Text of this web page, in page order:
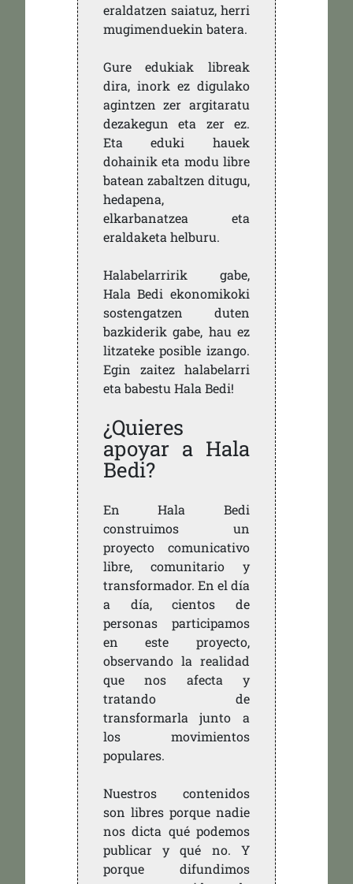
eraldatzen saiatuz, herri
mugimenduekin batera.
Gure edukiak libreak
dira, inork ez digulako
agintzen zer argitaratu
dezakegun eta zer ez.
Eta eduki hauek
dohainik eta modu libre
batean zabaltzen ditugu,
hedapena,
elkarbanatzea eta
eraldaketa helburu.
Halabelarririk gabe,
Hala Bedi ekonomikoki
sostengatzen duten
bazkiderik gabe, hau ez
litzateke posible izango.
Egin zaitez halabelarri
eta babestu Hala Bedi!
¿Quieres
apoyar a Hala
Bedi?
En Hala Bedi
construimos un
proyecto comunicativo
libre, comunitario y
transformador. En el día
a día, cientos de
personas participamos
en este proyecto,
observando la realidad
que nos afecta y
tratando de
transformarla junto a
los movimientos
populares.
Nuestros contenidos
son libres porque nadie
nos dicta qué podemos
publicar y qué no. Y
porque difundimos